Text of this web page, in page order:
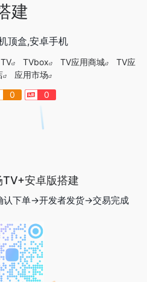
建
顶盒,安卓手机
TV TVbox TV应用商城
TV应
应用市场
0 0
TV+安卓版搭建
认下单→开发者发货→交易完成